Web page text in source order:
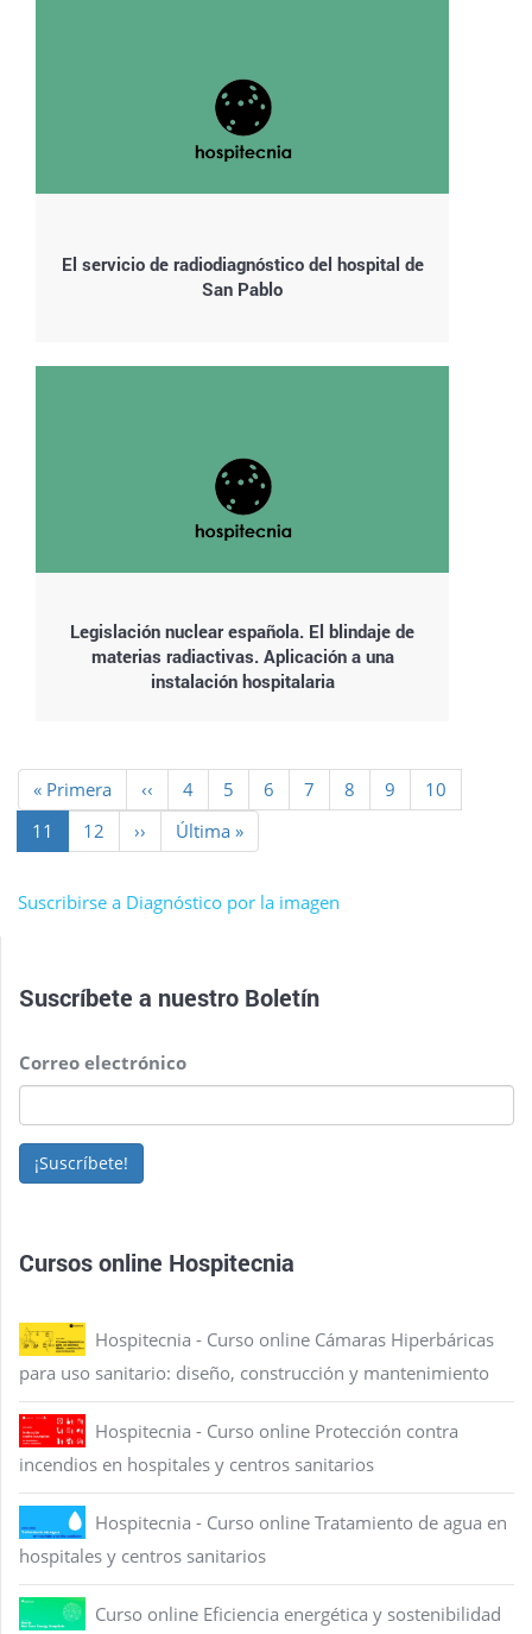
El servicio de radiodiagnóstico del hospital de
San Pablo
Legislación nuclear española. El blindaje de
materias radiactivas. Aplicación a una
instalación hospitalaria
Paginación
Primera
página
« Primera
Página
anterior
‹‹ Page
4 Page
5 Page
6 Page
7 Page
8 Page
9 Page
10
Página
actual
11 Page
12
Siguiente
página
››
Última
página
Última »
Suscribirse a Diagnóstico por la imagen
Suscríbete a nuestro Boletín
Correo electrónico
¡Suscríbete!
Cursos online Hospitecnia
Hospitecnia - Curso online Cámaras Hiperbáricas
para uso sanitario: diseño, construcción y mantenimiento
Hospitecnia - Curso online Protección contra
incendios en hospitales y centros sanitarios
Hospitecnia - Curso online Tratamiento de agua en
hospitales y centros sanitarios
Curso online Eficiencia energética y sostenibilidad